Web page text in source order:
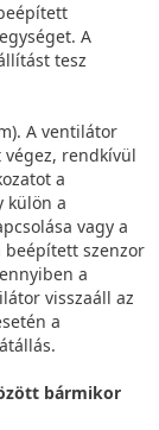
A
tesz
A ventilátor
rendkívül
a
külön a
vagy a
szenzor
a
visszaáll az
a
bármikor